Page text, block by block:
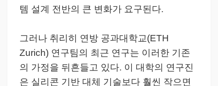
템 설계 전반의 큰 변화가 요구된다.
그러나 취리히 연방 공과대학교(ETH
Zurich) 연구팀의 최근 연구는 이러한 기존
의 가정을 뒤흔들고 있다. 이 대학의 연구진
은 실리콘 기반 대체 기술보다 훨씬 작으면